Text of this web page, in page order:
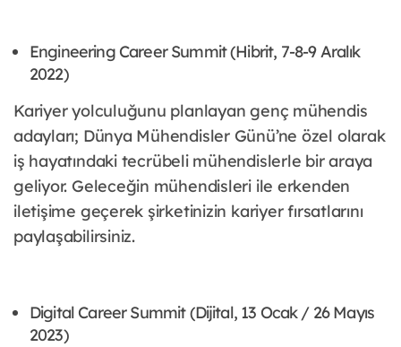
Engineering Career Summit (Hibrit, 7-8-9 Aralık
2022)
Kariyer yolculuğunu planlayan genç mühendis
adayları; Dünya Mühendisler Günü’ne özel olarak
iş hayatındaki tecrübeli mühendislerle bir araya
geliyor. Geleceğin mühendisleri ile erkenden
iletişime geçerek şirketinizin kariyer fırsatlarını
paylaşabilirsiniz.
Digital Career Summit (Dijital, 13 Ocak / 26 Mayıs
2023)